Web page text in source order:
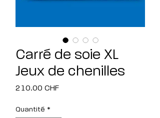
Carré de soie XL
Jeux de chenilles
210.00 CHFPrix
Quantité *